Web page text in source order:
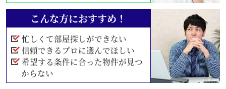
こんな方におすすめ！
忙しくて部屋探しができない
信頼できるプロに選んでほしい
希望する条件に合った物件が見つ
からない